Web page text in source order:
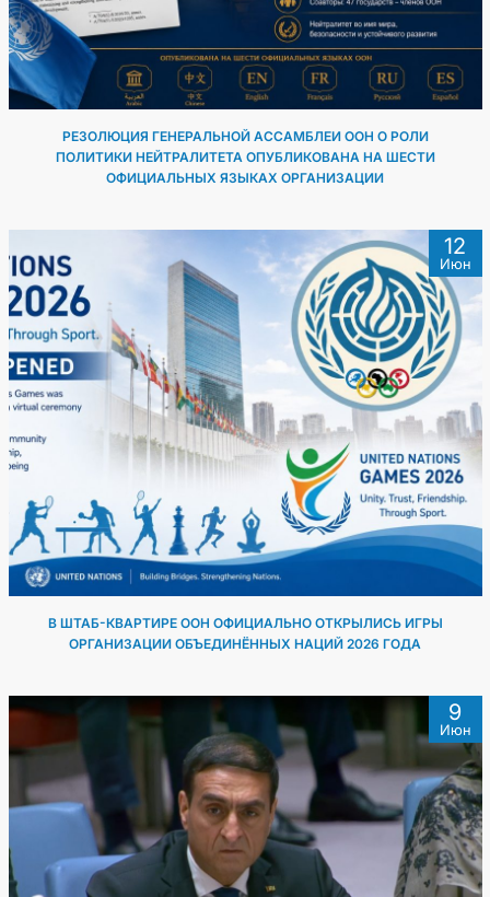
РЕЗОЛЮЦИЯ ГЕНЕРАЛЬНОЙ АССАМБЛЕИ ООН О РОЛИ
ПОЛИТИКИ НЕЙТРАЛИТЕТА ОПУБЛИКОВАНА НА ШЕСТИ
ОФИЦИАЛЬНЫХ ЯЗЫКАХ ОРГАНИЗАЦИИ
12
Июн
В ШТАБ-КВАРТИРЕ ООН ОФИЦИАЛЬНО ОТКРЫЛИСЬ ИГРЫ
ОРГАНИЗАЦИИ ОБЪЕДИНЁННЫХ НАЦИЙ 2026 ГОДА
9
Июн